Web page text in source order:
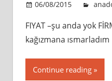
06/08/2015
FIYAT –şu anda yok
kağızmana ısmarladım
Continue reading